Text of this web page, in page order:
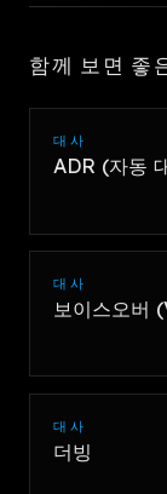
함께 보면 좋
대사
ADR (자동
대사
보이스오버
대사
더빙